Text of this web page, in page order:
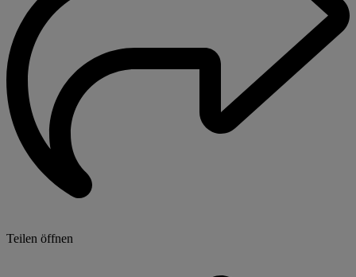
Teilen öffnen